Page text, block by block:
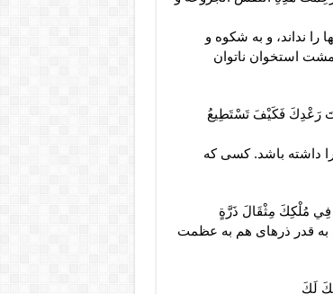
را نداند، و به شكوه و
استخوان ناتوان
رَعْدِكَ فَكَيْفَ تَسْتَطِيعُ
داشته باشد. كسى كه
فِي مُلْكِكَ مِثْقَالَ ذَرَّةٍ
به قدر ذره‏اى هم به عظمت
لَكَ‏